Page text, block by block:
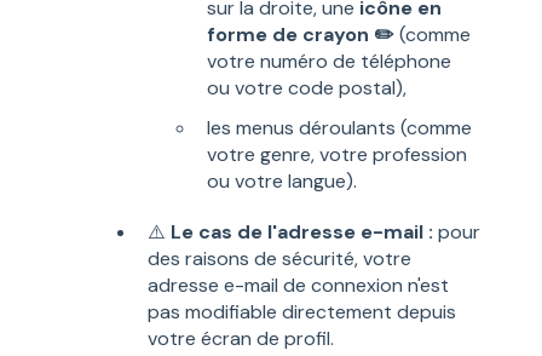
sur la droite, une icône en
forme de crayon ✏️(comme
votre numéro de téléphone
ou votre code postal),
les menus déroulants (comme
votre genre, votre profession
ou votre langue).
⚠️ Le cas de l'adresse e-mail : pour
des raisons de sécurité, votre
adresse e-mail de connexion n'est
pas modifiable directement depuis
votre écran de profil.